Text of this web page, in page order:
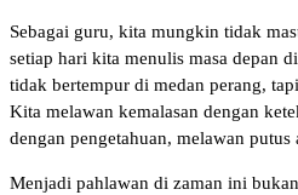
Sebagai guru, kita mungkin tidak
setiap hari kita menulis masa depan
tidak bertempur di medan perang,
Kita melawan kemalasan dengan
dengan pengetahuan, melawan putus
Menjadi pahlawan di zaman ini